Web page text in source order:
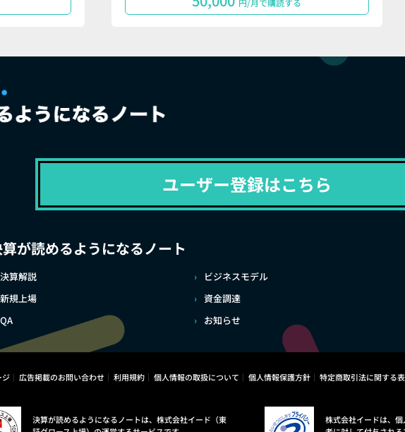
円/月で購読する
ユーザー登録はこちら
が読めるようになるノート
決算解説
ビジネスモデル
新規上場
資金調達
QA
お知らせ
ジ 広告掲載のお問い合わせ 利用規約 個人情報の取扱について 個人情報保護方針 特定商取引法に関する
決算が読めるようになるノートは、株式会社イード（東
株式会社イードは、